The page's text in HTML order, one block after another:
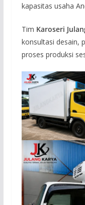
kapasitas usaha
Tim Karoseri
konsultasi desain,
proses produksi